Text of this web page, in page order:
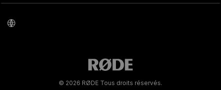
© 2026 RØDE Tous droits réservés.